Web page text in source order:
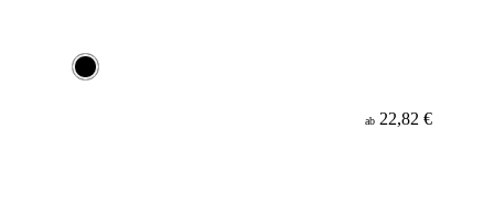
ab 22,82 €